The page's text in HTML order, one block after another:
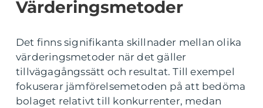
Värderingsmetoder
Det finns signifikanta skillnader mellan olika
värderingsmetoder när det gäller
tillvägagångssätt och resultat. Till exempel
fokuserar jämförelsemetoden på att bedöma
bolaget relativt till konkurrenter, medan